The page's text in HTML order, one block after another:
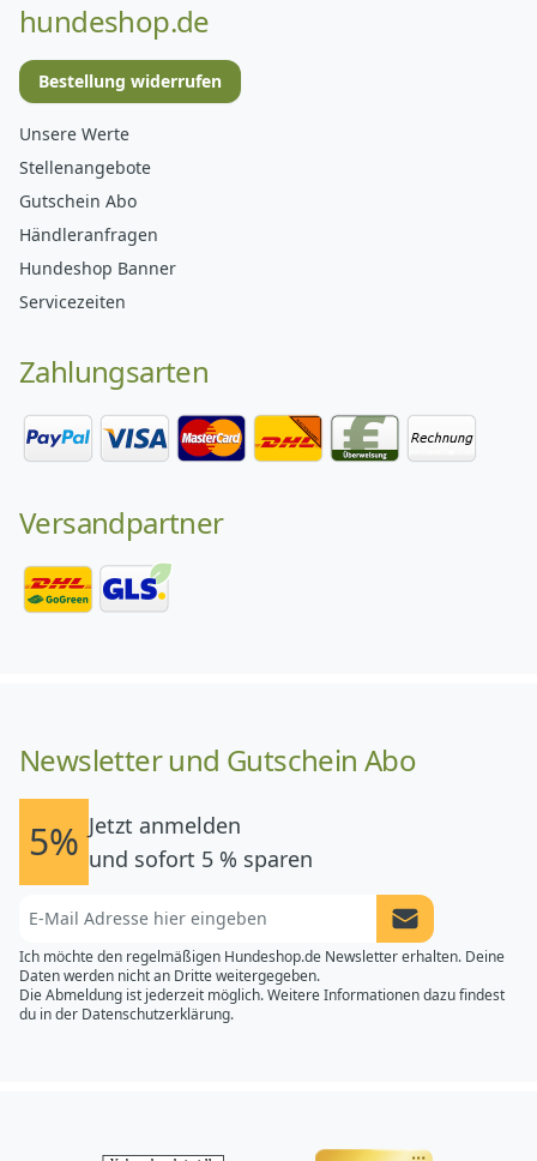
hundeshop.de
Bestellung widerrufen
Unsere Werte
Stellenangebote
Gutschein Abo
Händleranfragen
Hundeshop Banner
Servicezeiten
Zahlungsarten
Versandpartner
Newsletter und Gutschein Abo
5% Jetzt anmelden
und sofort 5 % sparen
Newsletter
Ich möchte den regelmäßigen Hundeshop.de Newsletter erhalten. Deine
Daten werden nicht an Dritte weitergegeben.
Die Abmeldung ist jederzeit möglich. Weitere Informationen dazu findest
du in der Datenschutzerklärung.